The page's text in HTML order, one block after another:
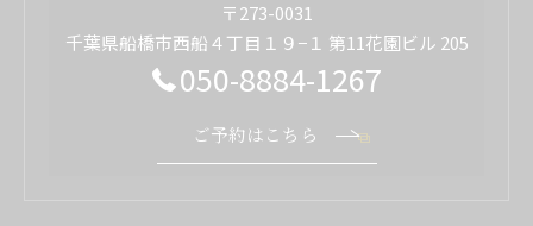
〒273-0031
千葉県船橋市西船４丁目１９−１ 第11花園ビル 205
050-8884-1267
ご予約はこちら